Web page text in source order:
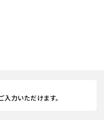
力いただけます。